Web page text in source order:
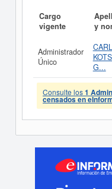
Cargo
vigente
y
Administrador
Único
G...
Consulte los1
censados en